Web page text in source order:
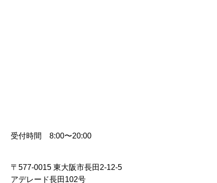
受付時間 8:00〜20:00
〒577-0015 東大阪市長田2-12-5
アデレード長田102号